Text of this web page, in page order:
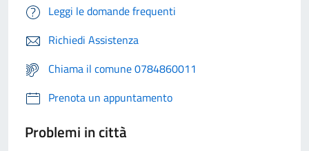
Leggi le domande frequenti
Richiedi Assistenza
Chiama il comune 0784860011
Prenota un appuntamento
Problemi in città